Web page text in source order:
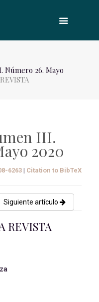
Número 26. Mayo
III.
2020
6263| Citation to BibTeX
Siguiente artículo
REVISTA